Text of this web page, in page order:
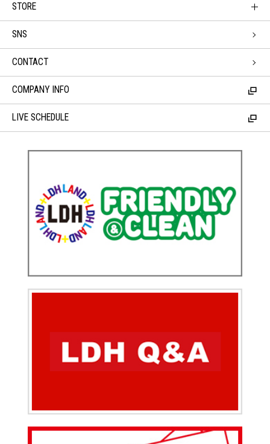
STORE
SNS
CONTACT
COMPANY INFO
LIVE SCHEDULE